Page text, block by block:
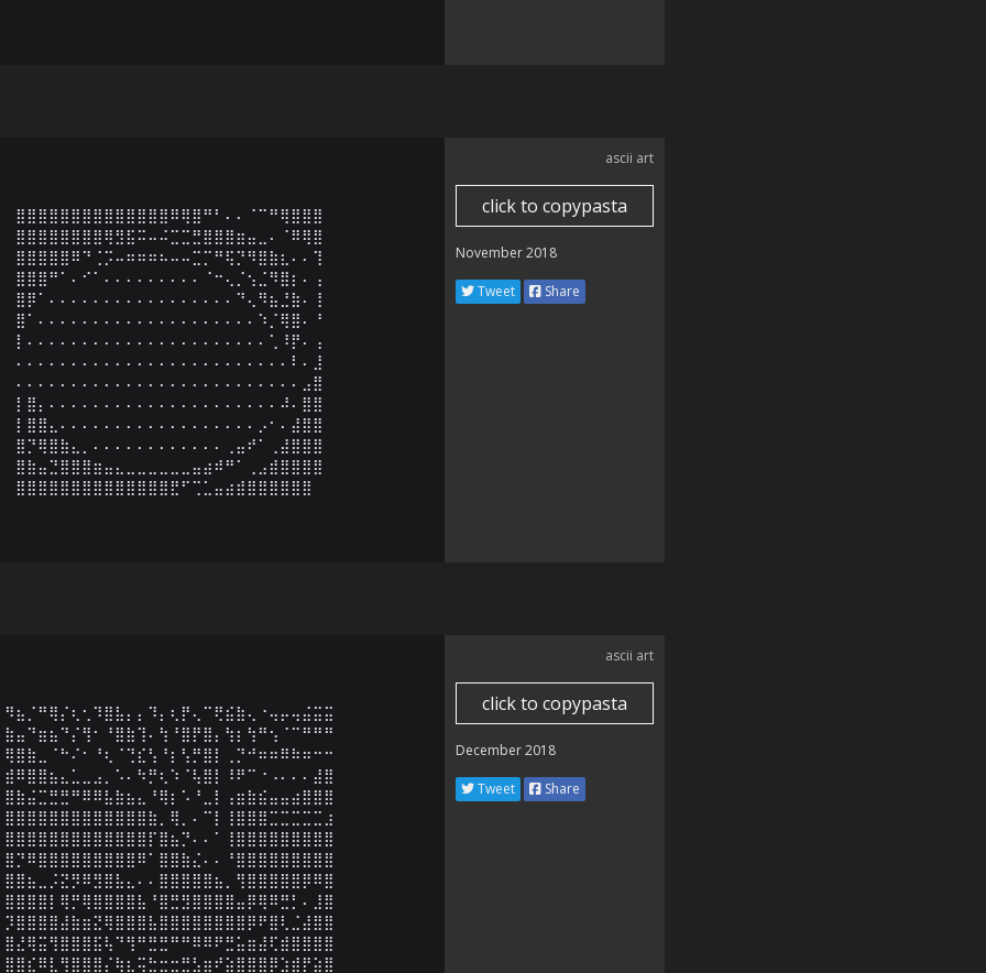
⣿⣿⣿⣿⣿⣿⣿⣿⣿⣿⣿⣿⣿⣿⠿⢿⣿⠛⠃⠄⠄⠈⠉⠛⢿⣿⣿⣿
⣿⣿⣿⣿⣿⣿⣿⣿⢿⣻⣯⠭⠤⠬⣉⣉⣛⣿⣿⣿⣶⣤⣀⠄⠈⠿⢿⣿
⣿⣿⣿⣿⣿⠿⠙⢈⡩⠤⠶⠶⠶⠦⠤⠤⣉⡉⠛⢯⡙⠻⣿⣷⣆⠄⠄⢹
⣿⣿⣿⠛⠁⠄⠊⠁⠄⠄⠄⠄⠄⠄⠄⠄⠄⠈⠒⢄⡈⢢⣈⠻⣿⡆⠄⢠
⣿⡿⠁⠄⠄⠄⠄⠄⠄⠄⠄⠄⠄⠄⠄⠄⠄⠄⠄⠄⠙⢄⠻⣦⣘⣷⠄⢸
⣿⠁⠄⠄⠄⠄⠄⠄⠄⠄⠄⠄⠄⠄⠄⠄⠄⠄⠄⠄⠄⠄⠱⡈⢿⣿⠄⠘
⡇⠄⠄⠄⠄⠄⠄⠄⠄⠄⠄⠄⠄⠄⠄⠄⠄⠄⠄⠄⠄⠄⠄⢁⠸⡟⠄⢠
⠄⠄⠄⠄⠄⠄⠄⠄⠄⠄⠄⠄⠄⠄⠄⠄⠄⠄⠄⠄⠄⠄⠄⠄⠄⠇⠄⣸
⠄⠄⠄⠄⠄⠄⠄⠄⠄⠄⠄⠄⠄⠄⠄⠄⠄⠄⠄⠄⠄⠄⠄⠄⠄⠄⣠⣿
⡇⣿⡄⠄⠄⠄⠄⠄⠄⠄⠄⠄⠄⠄⠄⠄⠄⠄⠄⠄⠄⠄⠄⠄⠼⠄⣿⣿
⡇⣿⣿⣄⠄⠄⠄⠄⠄⠄⠄⠄⠄⠄⠄⠄⠄⠄⠄⠄⠄⠄⡠⠂⠄⣼⣿⣿
⣿⡙⢿⣿⣷⣄⡀⠄⠄⠄⠄⠄⠄⠄⠄⠄⠄⠄⠄⢀⣤⠞⠁⢀⣼⣿⣿⣿
⣿⣷⣤⣙⣿⣿⣿⣶⣤⣄⣀⣀⣀⣀⣀⣀⣤⣴⠾⠛⠁⢀⣠⣾⣿⣿⣿⣿
⣿⣿⣿⣿⣿⣿⣿⣿⣿⣿⣿⣿⣿⣿⣟⠋⢉⣁⣤⣴⣾⣿⣿⣿⣿⣿⣿
ascii art
click to copypasta
November 2018
Tweet Share
⠻⣦⡈⠛⢿⡌⢆⢂⠹⣿⣧⡄⡄⠹⡄⢆⡟⢄⠉⢟⣮⣷⢄⠐⢤⡤⢤⣬⣭⣭
⣷⣤⠙⣶⣦⠙⡌⢻⠂⠘⣿⣷⢹⠄⢳⠘⣿⡟⣿⡄⢳⡆⢳⠛⢢⠈⠉⠛⠛⠛
⢿⣿⣷⣀⠈⠓⠌⠂⠘⢆⠈⢙⣎⢣⠘⡆⢣⡛⣿⡇⢀⡙⠚⠶⠶⠿⠷⠶⠒⠒
⣾⠿⣿⣿⣦⣄⣁⣀⣠⡀⠡⠄⠳⡛⢆⠱⠈⢧⣿⡇⠸⠟⠉⠐⠠⠄⠄⠄⣼⣿
⣿⣷⣬⣉⣛⣛⠛⠿⠿⣧⣷⣦⣄⠘⢿⡆⠡⠘⣀⡇⢠⣶⣷⣮⣤⣤⣴⣿⣿⣿
⣿⣿⣿⣿⣿⣿⣿⣿⣿⣿⣿⣿⣿⣷⡀⢿⡀⠄⠉⡇⢸⣿⣿⣿⣉⣉⣉⣉⣉⣰
⣿⣿⣿⣿⣿⣿⣿⣿⣿⣿⣿⣿⣿⡏⣿⣦⡙⠄⠄⠁⢸⣿⣿⣿⣿⣿⣿⣿⣿⣿
⣿⡙⠿⣿⣿⣿⣿⣿⣿⣿⣿⣿⠿⠁⣿⣿⣷⣌⠄⠄⠘⣿⣿⣿⣿⣿⣿⣿⣿⣿
⣿⣿⣦⣀⡨⣝⡻⠿⣻⣿⣧⣄⠄⠄⣿⣿⣿⣿⣿⣦⡀⢻⣿⣿⣿⣿⣿⡿⠿⣿
⣿⣿⣿⣿⡇⢿⡛⢿⣿⣿⣿⣿⣧⠘⣿⣛⣻⣿⣿⣿⣿⣤⡿⢿⠿⣛⡃⠄⣸⣿
⡹⣿⣿⣿⣿⣼⣷⣶⣝⢿⣿⣿⣿⣧⣿⣿⣿⣿⣿⣿⣿⣿⡿⠟⣿⢇⣈⣼⣿⣿
⣿⣜⢿⣭⢻⣿⣿⣿⣯⢧⠙⢻⠛⣛⣛⠛⠛⠿⠿⠟⣛⣥⣶⣼⢏⣾⣿⣿⣿⣿
⣿⣿⣎⠿⣇⢻⣿⣿⣿⡌⢷⣆⢭⣓⣒⣒⣛⣣⣶⠞⣵⣿⣿⣿⡿⣱⣾⡟⣵⣿
ascii art
click to copypasta
December 2018
Tweet Share